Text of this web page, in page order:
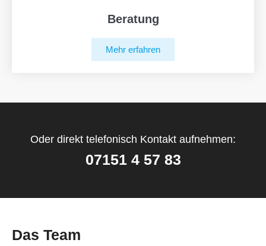
Beratung
Mehr erfahren
Oder direkt telefonisch Kontakt aufnehmen:
07151 4 57 83
Das Team